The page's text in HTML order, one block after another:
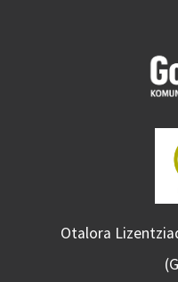
Otalora